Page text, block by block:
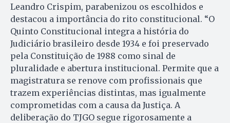
Leandro Crispim, parabenizou os escolhidos e
destacou a importância do rito constitucional. “O
Quinto Constitucional integra a história do
Judiciário brasileiro desde 1934 e foi preservado
pela Constituição de 1988 como sinal de
pluralidade e abertura institucional. Permite que a
magistratura se renove com profissionais que
trazem experiências distintas, mas igualmente
comprometidas com a causa da Justiça. A
deliberação do TJGO segue rigorosamente a